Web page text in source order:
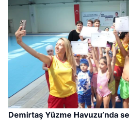
Demirtaş Yüzme Havuzu’nda